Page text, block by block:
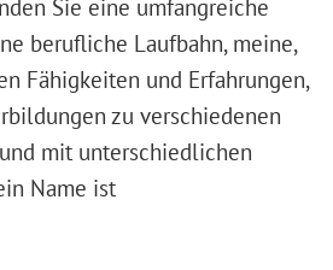
Sie eine umfangreiche
berufliche Laufbahn, meine,
Fähigkeiten und Erfahrungen,
zu verschiedenen
mit unterschiedlichen
Name ist